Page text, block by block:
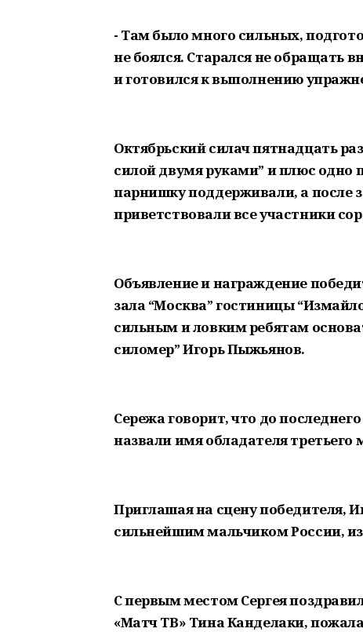
- Там было много сильных,
не боялся. Старался не обращать
и готовился к выполнению
Октябрьский силач пятнадцать
силой двумя руками” и плюс одно
парнишку поддерживали, а после
приветствовали все участники
Объявление и награждение
зала “Москва” гостиницы
сильным и ловким ребятам
силомер” Игорь Пыжьянов.
Сережа говорит, что до
назвали имя обладателя третьего
Приглашая на сцену победителя,
сильнейшим мальчиком России,
С первым местом Сергея
«Матч ТВ» Тина Канделаки,